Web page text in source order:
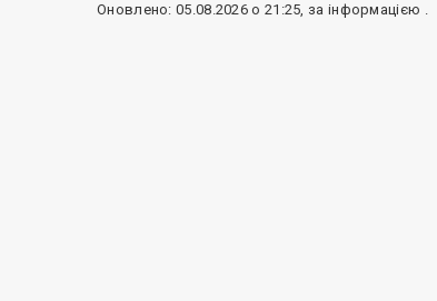
Оновлено: 05.08.2026 о 21:25, за інформацією .